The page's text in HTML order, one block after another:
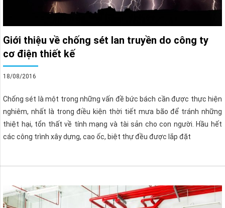
Giới thiệu về chống sét lan truyền do công ty
cơ điện thiết kế
18/08/2016
Chống sét là một trong những vấn đề bức bách cần được thực hiện
nghiêm, nhất là trong điều kiện thời tiết mưa bão để tránh những
thiệt hại, tổn thất về tính mạng và tài sản cho con người. Hầu hết
các công trình xây dựng, cao ốc, biệt thự đều được lắp đặt